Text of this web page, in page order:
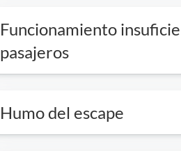
Funcionamiento
pasajeros
Humo del escape